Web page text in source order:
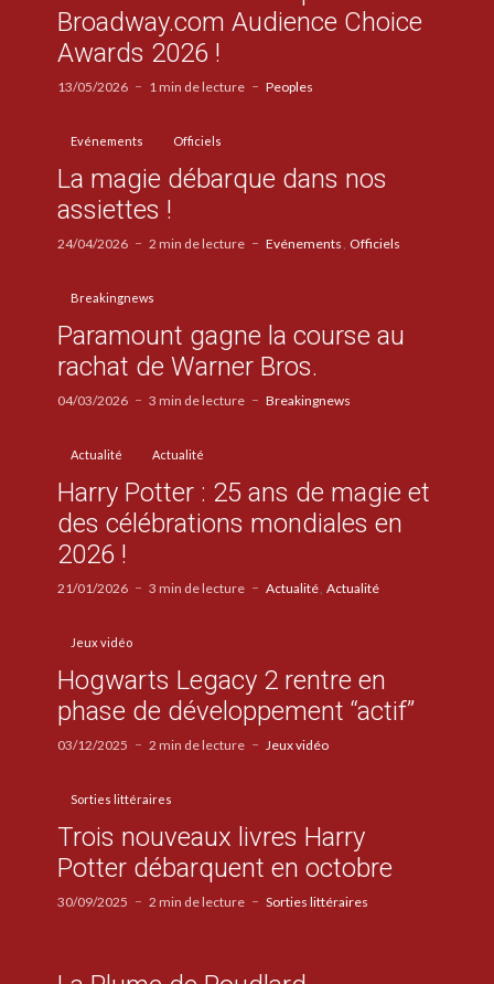
Broadway.com Audience Choice
Awards 2026 !
13/05/2026 1 min de lecture Peoples
Evénements Officiels
La magie débarque dans nos
assiettes !
24/04/2026 2 min de lecture Evénements Officiels
Breakingnews
Paramount gagne la course au
rachat de Warner Bros.
04/03/2026 3 min de lecture Breakingnews
Actualité Actualité
Harry Potter : 25 ans de magie et
des célébrations mondiales en
2026 !
21/01/2026 3 min de lecture Actualité Actualité
Jeux vidéo
Hogwarts Legacy 2 rentre en
phase de développement “actif”
03/12/2025 2 min de lecture Jeux vidéo
Sorties littéraires
Trois nouveaux livres Harry
Potter débarquent en octobre
30/09/2025 2 min de lecture Sorties littéraires